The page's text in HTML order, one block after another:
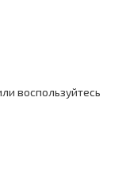
воспользуйтесь